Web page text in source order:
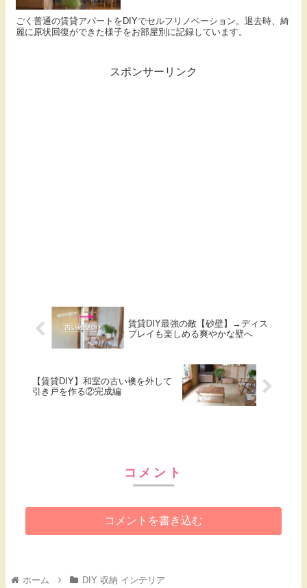
ごく普通の賃貸アパートをDIYでセルフリノベーション。退去時、綺
麗に原状回復ができた様子をお部屋別に記録しています。
スポンサーリンク
賃貸DIY最強の敵【砂壁】→ディス
プレイも楽しめる爽やかな壁へ
【賃貸DIY】和室の古い襖を外して
引き戸を作る②完成編
コメント
コメントを書き込む
ホーム DIY 収納 インテリア